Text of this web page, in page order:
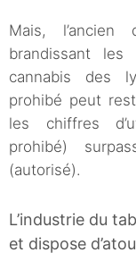
Mais,
brandissant
cannabis des
prohibé peut
les chiffres
prohibé)
(autorisé).
L’industrie du
et dispose